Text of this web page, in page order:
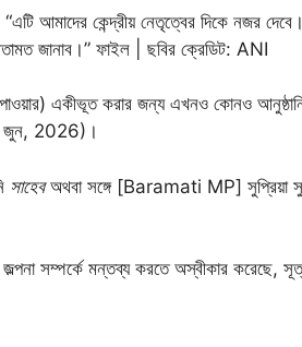
“এটি আমাদের কেন্দ্রীয় নেতৃত্বের দিকে নজর
জানাব।” ফাইল | ছবির ক্রেডিট: ANI
পাওয়ার) একীভূত করার জন্য এখনও কোনও
জুন, 2026)।
সাহেবঅথবা সঙ্গে [Baramati MP] সুপ্রিয়া
সম্পর্কে মন্তব্য করতে অস্বীকার করেছে,